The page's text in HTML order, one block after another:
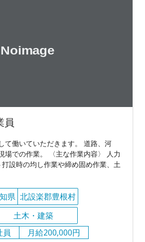
員
て働いていただきます。 道路、河
場での作業。 〈主な作業内容〉 人力
設時の均し作業や締め固め作業、土
県 北設楽郡豊根村
土木・建築
員
月給200,000円